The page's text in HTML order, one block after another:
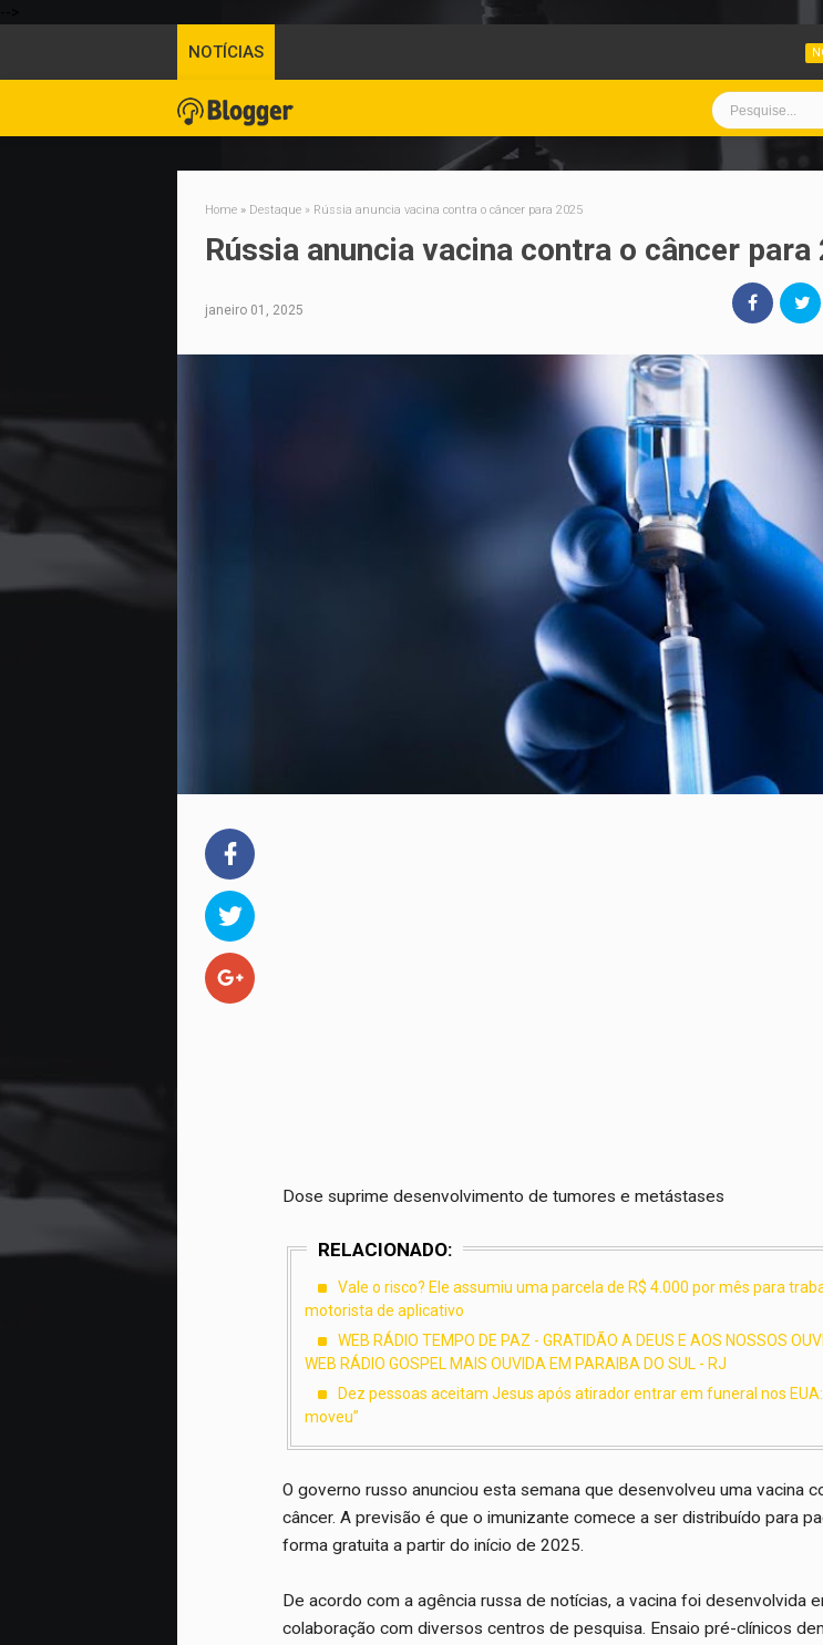
NOTÍCIAS INCÊNDIO
Home » Destaque » Rússia anuncia vacina contra o câncer para 2025
Rússia anuncia vacina contra o câncer para
janeiro 01, 2025
Dose suprime desenvolvimento de tumores e metástases
RELACIONADO:
Vale o risco? Ele assumiu uma parcela de R$ 4.000 por mês para
motorista de aplicativo
WEB RÁDIO TEMPO DE PAZ - GRATIDÃO A DEUS E AOS NOSSOS
WEB RÁDIO GOSPEL MAIS OUVIDA EM PARAIBA DO SUL - RJ
Dez pessoas aceitam Jesus após atirador entrar em funeral nos EUA:
moveu”
O governo russo anunciou esta semana que desenvolveu uma vacina
câncer. A previsão é que o imunizante comece a ser distribuído para
forma gratuita a partir do início de 2025.
De acordo com a agência russa de notícias, a vacina foi desenvolvida
colaboração com diversos centros de pesquisa. Ensaio pré-clínicos